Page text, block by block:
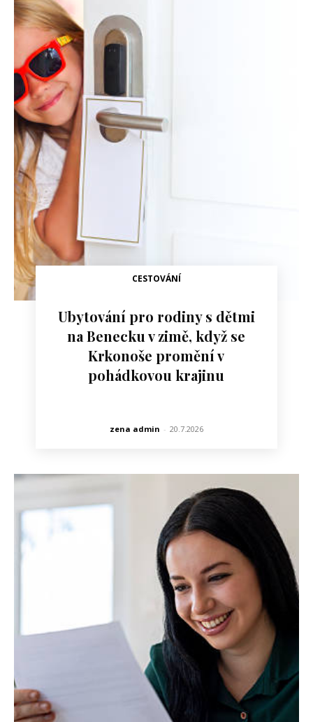
CESTOVÁNÍ
Ubytování pro rodiny s dětmi
na Benecku v zimě, když se
Krkonoše promění v
pohádkovou krajinu
zena admin - 20.7.2026